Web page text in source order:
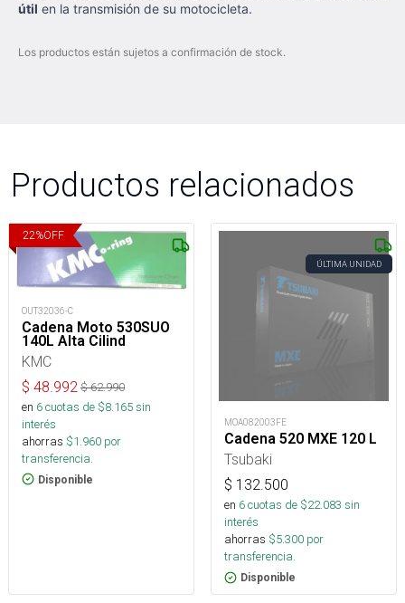
útil en la transmisión de su motocicleta.
Los productos están sujetos a confirmación de stock.
Productos relacionados
22%OFF
OUT32036-C
Cadena Moto 530SUO
140L Alta Cilind
KMC
$ 48.992 $62.990
en 6cuotas de $8.165sin
interés
ahorras $1.960 por
transferencia.
Disponible
ÚLTIMA UNIDAD
MOA082003FE
Cadena 520 MXE 120 L
Tsubaki
$ 132.500
en 6cuotas de $22.083 sin
interés
ahorras $5.300 por
transferencia.
Disponible